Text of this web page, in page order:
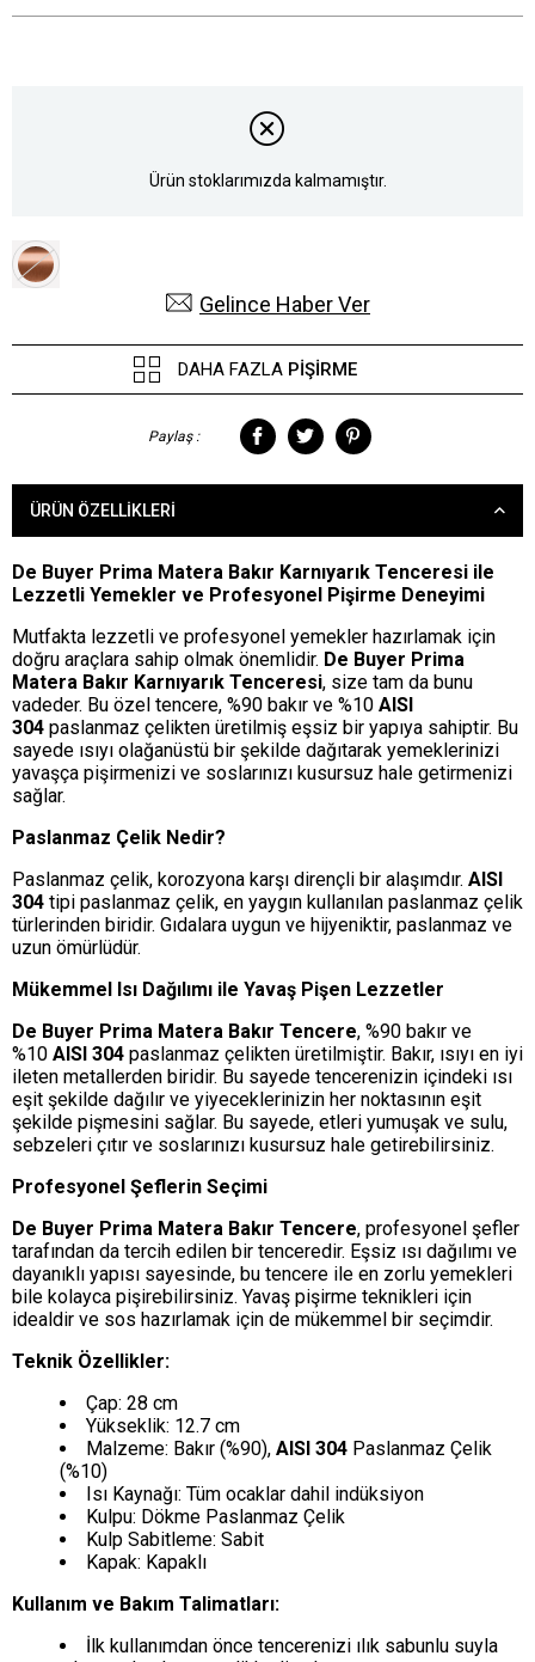
Ürün stoklarımızda kalmamıştır.
Gelince Haber Ver
DAHA FAZLA PIŞIRME
Paylaş :
ÜRÜN ÖZELLIKLERI
De Buyer Prima Matera Bakır Karnıyarık Tenceresi ile
Lezzetli Yemekler ve Profesyonel Pişirme Deneyimi
Mutfakta lezzetli ve profesyonel yemekler hazırlamak için
doğru araçlara sahip olmak önemlidir. De Buyer Prima
Matera Bakır Karnıyarık Tenceresi, size tam da bunu
vadeder. Bu özel tencere, %90 bakır ve %10 AISI
304 paslanmaz çelikten üretilmiş eşsiz bir yapıya sahiptir. Bu
sayede ısıyı olağanüstü bir şekilde dağıtarak yemeklerinizi
yavaşça pişirmenizi ve soslarınızı kusursuz hale getirmenizi
sağlar.
Paslanmaz Çelik Nedir?
Paslanmaz çelik, korozyona karşı dirençli bir alaşımdır. AISI
304 tipi paslanmaz çelik, en yaygın kullanılan paslanmaz çelik
türlerinden biridir. Gıdalara uygun ve hijyeniktir, paslanmaz ve
uzun ömürlüdür.
Mükemmel Isı Dağılımı ile Yavaş Pişen Lezzetler
De Buyer Prima Matera Bakır Tencere, %90 bakır ve
%10 AISI 304 paslanmaz çelikten üretilmiştir. Bakır, ısıyı en iyi
ileten metallerden biridir. Bu sayede tencerenizin içindeki ısı
eşit şekilde dağılır ve yiyeceklerinizin her noktasının eşit
şekilde pişmesini sağlar. Bu sayede, etleri yumuşak ve sulu,
sebzeleri çıtır ve soslarınızı kusursuz hale getirebilirsiniz.
Profesyonel Şeflerin Seçimi
De Buyer Prima Matera Bakır Tencere, profesyonel şefler
tarafından da tercih edilen bir tenceredir. Eşsiz ısı dağılımı ve
dayanıklı yapısı sayesinde, bu tencere ile en zorlu yemekleri
bile kolayca pişirebilirsiniz. Yavaş pişirme teknikleri için
idealdir ve sos hazırlamak için de mükemmel bir seçimdir.
Teknik Özellikler:
Çap: 28 cm
Yükseklik: 12.7 cm
Malzeme: Bakır (%90), AISI 304 Paslanmaz Çelik
(%10)
Isı Kaynağı: Tüm ocaklar dahil indüksiyon
Kulpu: Dökme Paslanmaz Çelik
Kulp Sabitleme: Sabit
Kapak: Kapaklı
Kullanım ve Bakım Talimatları:
İlk kullanımdan önce tencerenizi ılık sabunlu suyla